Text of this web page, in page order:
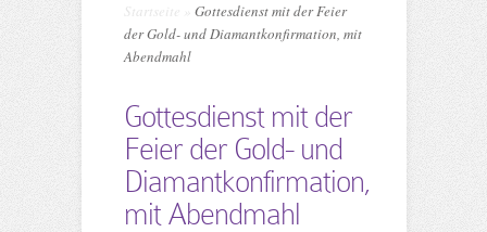
Startseite
Gottesdienst mit der Feier
der Gold- und Diamantkonfirmation, mit
Abendmahl
Gottesdienst mit der
Feier der Gold- und
Diamantkonfirmation,
mit Abendmahl